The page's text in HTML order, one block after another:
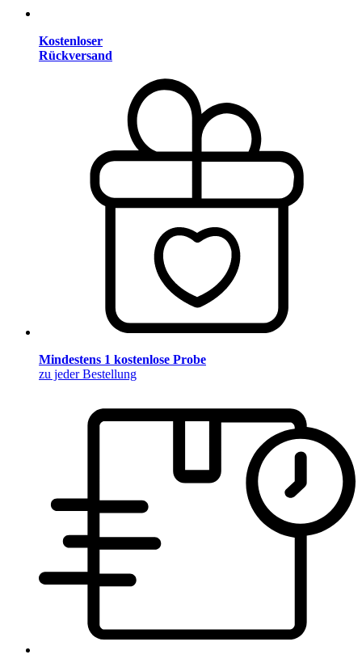
Kostenloser
Rückversand
Mindestens 1 kostenlose Probe
zu jeder Bestellung